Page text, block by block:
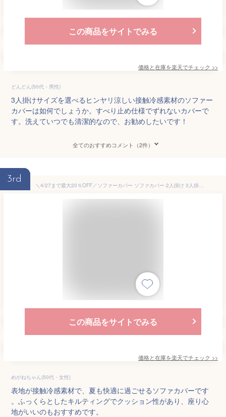
この商品をサイトでみる
価格と在庫を楽天でチェック >>
どんどん(50代・男性)
3人掛けサイズを選べるヒンヤリ涼しい接触冷感素材のソファー
カバーは如何でしょうか。すべり止め仕様でずれないカバーで
す。洗えていつでも清潔的なので、お勧めしたいです！
全てのおすすめコメント（2件）
3rd
＼4/27まで最大20％OFF／ソファーカバー ソファカバー 2人掛け 3人掛け ひんやり 冷感 生地 接触冷感 滑りにくい 汚れ防止 キズ防止 夏用 ヒジなし ヒジあり 滑り止め付き 冷感生地 新色 ソファカバー 北欧 韓国 おしゃれ カバー ソファ ペット 洗える 送料無料 車 車内
この商品をサイトでみる
価格と在庫を楽天でチェック >>
めがねちゃん(50代・女性)
表地が接触冷感素材で、夏も快適に過ごせるソファカバーです
。ふっくらとしたキルティングでクッション性があり、座り心
地がいいのもおすすめです。